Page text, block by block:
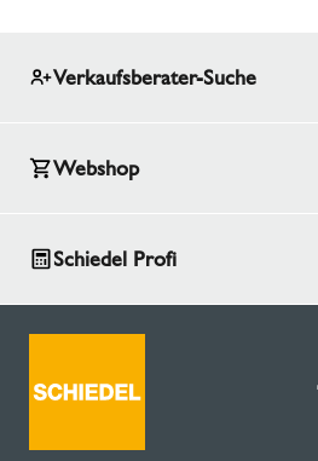
Verkaufsberater-Suche
Webshop
Schiedel Profi